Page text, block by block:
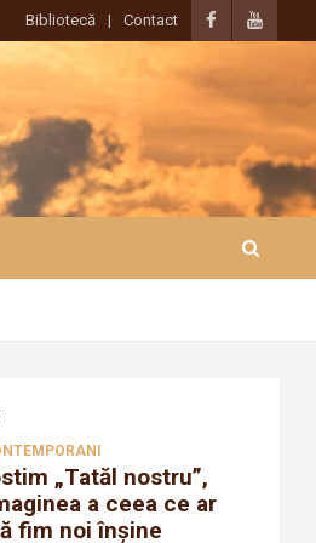
Bibliotecă Contact
„Tatăl nostru”,
a ceea ce ar
fim noi înșine